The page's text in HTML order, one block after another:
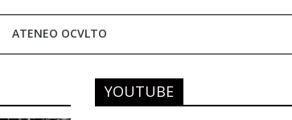
ATENEO OCVLTO
YOUTUBE